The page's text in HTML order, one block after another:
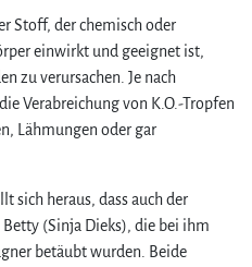
n
d
g
e
t
e
t
Stoff, der chemisch oder
einwirkt und geeignet ist,
zu verursachen. Je nach
Verabreichung von K.O.-Tropfen
Lähmungen oder gar
sich heraus, dass auch der
(Sinja Dieks), die bei ihm
betäubt wurden. Beide